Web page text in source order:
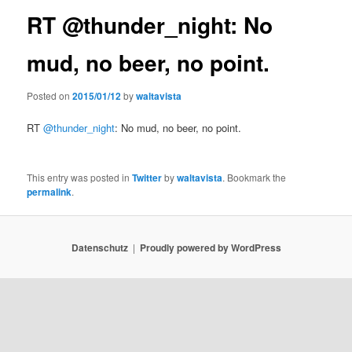
RT @thunder_night: No
mud, no beer, no point.
Posted on2015/01/12bywaltavista
RT@thunder_night: No mud, no beer, no point.
This entry was posted inTwitterbywaltavista. Bookmark the
permalink.
Datenschutz Proudly powered by WordPress